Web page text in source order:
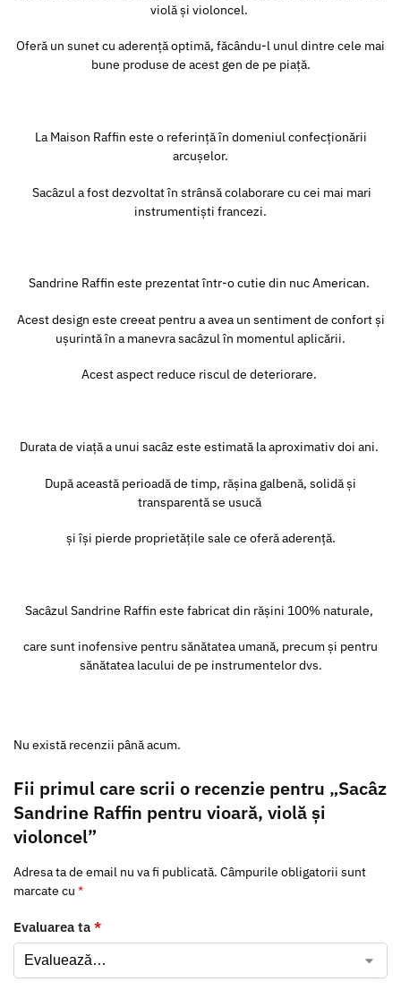
violă și violoncel.
Oferă un sunet cu aderență optimă, făcându-l unul dintre cele mai
bune produse de acest gen de pe piață.
La Maison Raffin este o referință în domeniul confecționării
arcușelor.
Sacâzul a fost dezvoltat în strânsă colaborare cu cei mai mari
instrumentiști francezi.
Sandrine Raffin este prezentat într-o cutie din nuc American.
Acest design este creeat pentru a avea un sentiment de confort și
ușurintă în a manevra sacâzul în momentul aplicării.
Acest aspect reduce riscul de deteriorare.
Durata de viață a unui sacâz este estimată la aproximativ doi ani.
După această perioadă de timp, rășina galbenă, solidă și
transparentă se usucă
și își pierde proprietățile sale ce oferă aderență.
Sacâzul Sandrine Raffin este fabricat din rășini 100% naturale,
care sunt inofensive pentru sănătatea umană, precum și pentru
sănătatea lacului de pe instrumentelor dvs.
Nu există recenzii până acum.
Fii primul care scrii o recenzie pentru „Sacâz
Sandrine Raffin pentru vioară, violă și
violoncel”
Adresa ta de email nu va fi publicată. Câmpurile obligatorii sunt
marcate cu *
Evaluarea ta *